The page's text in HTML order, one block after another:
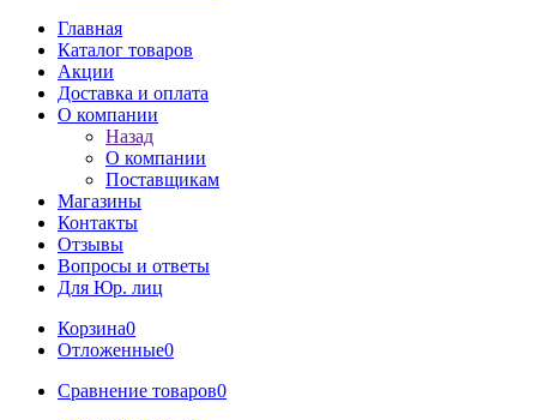
Главная
Каталог товаров
Акции
Доставка и оплата
О компании
Назад
О компании
Поставщикам
Магазины
Контакты
Отзывы
Вопросы и ответы
Для Юр. лиц
Корзина0
Отложенные0
Сравнение товаров0